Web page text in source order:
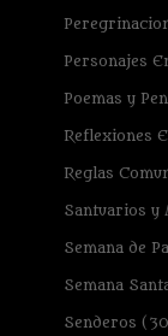
Personajes
Poemas y
Reflexiones
Reglas
Santuarios y
Semana de
Semana
Senderos